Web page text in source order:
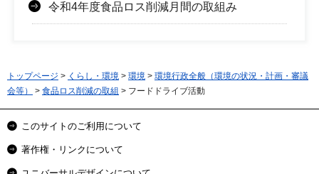
令和4年度食品ロス削減月間の取組み
トップページ > くらし・環境 > 環境 > 環境行政全般（環境の状況・計画・審議
会等）
> 食品ロス削減の取組 > フードドライブ活動
このサイトのご利用について
著作権・リンクについて